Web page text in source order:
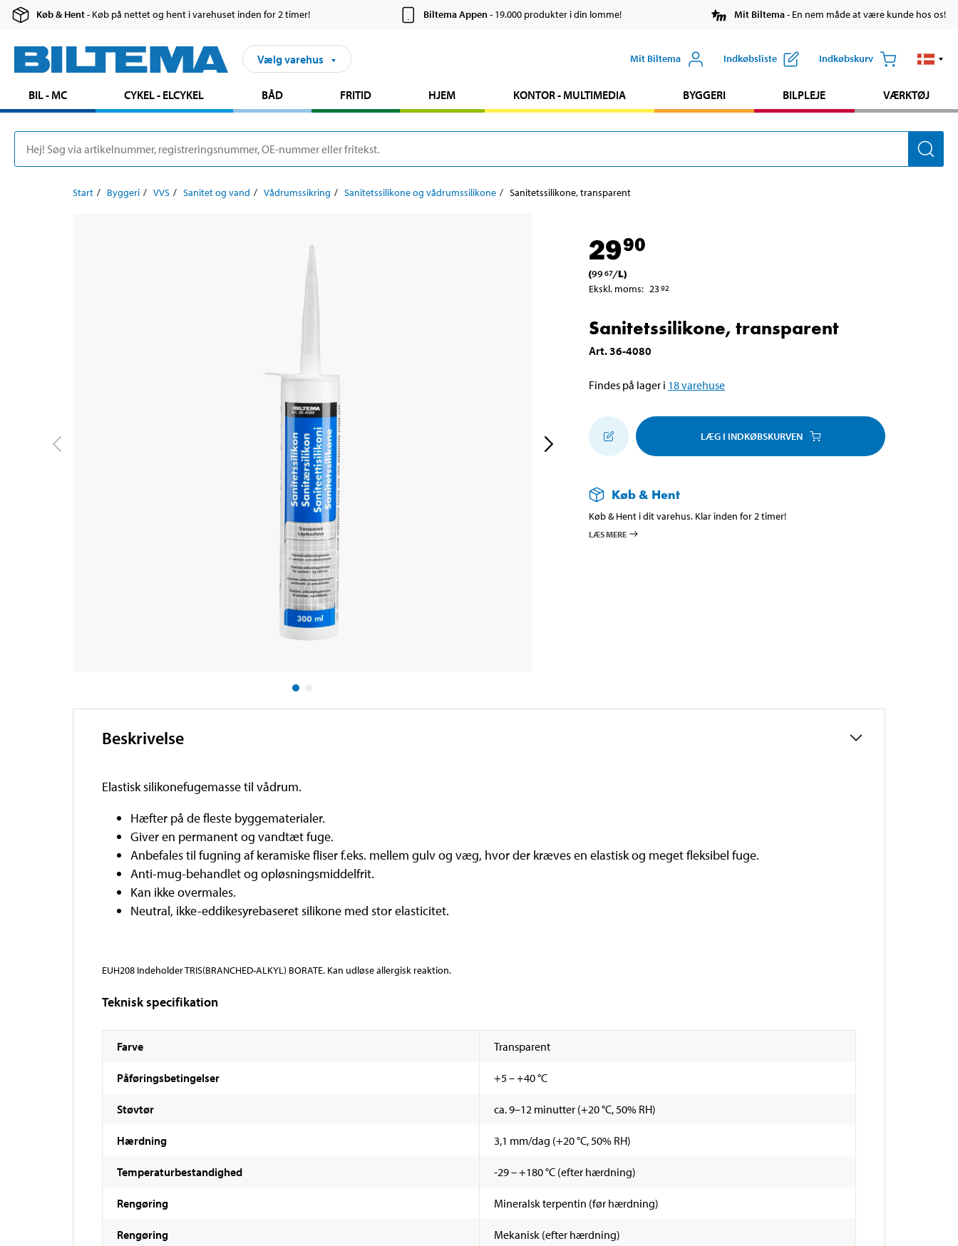
Køb & Hent- Køb på nettet og hent i varehuset inden for 2 timer! Biltema Appen- 19.000 produkter i din lomme! Mit Biltema- En nem måde at være kunde hos os!
Vælg varehus Mit Biltema Indkøbsliste Indkøbskurv
BIL - MC CYKEL - ELCYKEL BÅD FRITID HJEM KONTOR - MULTIMEDIA BYGGERI BILPLEJE VÆRKTØJ
Start Byggeri VVS Sanitet og vand Vådrumssikring Sanitetssilikone og vådrumssilikone Sanitetssilikone, transparent
2990
(99 67/L)
Ekskl. moms: 2392
Sanitetssilikone, transparent
Art.36-4080
Findes på lager i 18varehuse
LÆG I INDKØBSKURVEN
Køb & Hent
Køb & Hent i dit varehus. Klar inden for 2 timer!
LÆS MERE
Beskrivelse
Elastisk silikonefugemasse til vådrum.
Hæfter på de fleste byggematerialer.
Giver en permanent og vandtæt fuge.
Anbefales til fugning af keramiske fliser f.eks. mellem gulv og væg, hvor der kræves en elastisk og meget fleksibel fuge.
Anti-mug-behandlet og opløsningsmiddelfrit.
Kan ikke overmales.
Neutral, ikke-eddikesyrebaseret silikone med stor elasticitet.
EUH208 Indeholder TRIS(BRANCHED-ALKYL) BORATE. Kan udløse allergisk reaktion.
Teknisk specifikation
Farve Transparent
Påføringsbetingelser +5 – +40 °C
Støvtør ca. 9–12 minutter (+20 °C, 50% RH)
Hærdning 3,1 mm/dag (+20 °C, 50% RH)
Temperaturbestandighed -29 – +180 °C (efter hærdning)
Rengøring Mineralsk terpentin (før hærdning)
Rengøring Mekanisk (efter hærdning)